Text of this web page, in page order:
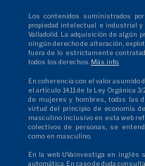
Los contenidos suministrados
propiedad intelectual e industrial
Valladolid. La adquisición de algún
ningún derecho de alteración,
fuera de lo estrictamente
todos los derechos. Más info.
En coherencia con el valor asumido
el artículo 14.11 de la Ley Orgánica
de mujeres y hombres, todas las
virtud del principio de economía
masculino inclusivo en esta web
colectivos de personas, se
como en masculino.
En la web UVainvestiga en inglés
automática. En caso de duda